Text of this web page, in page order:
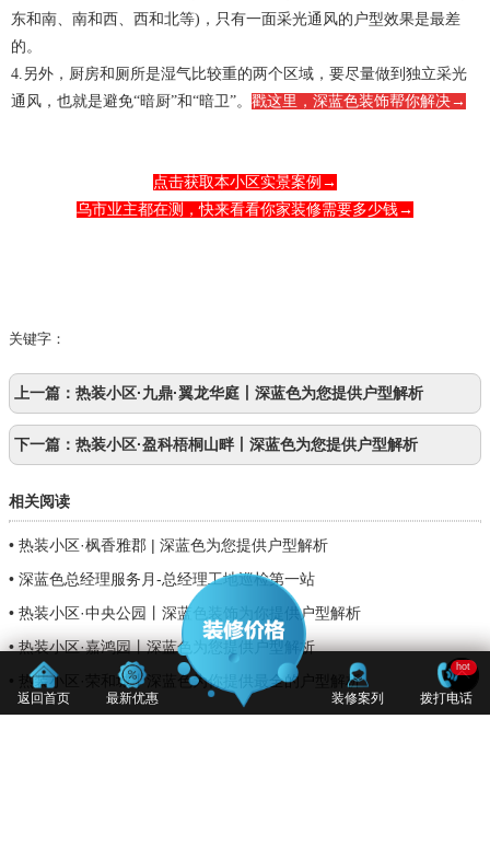
东和南、南和西、西和北等)，只有一面采光通风的户型效果是最差
的。
4.另外，厨房和厕所是湿气比较重的两个区域，要尽量做到独立采光
通风，也就是避免“暗厨”和“暗卫”。 戳这里，深蓝色装饰帮你解决→
点击获取本小区实景案例→
乌市业主都在测，快来看看你家装修需要多少钱→
关键字：
上一篇：热装小区·九鼎·翼龙华庭丨深蓝色为您提供户型解析
下一篇：热装小区·盈科梧桐山畔丨深蓝色为您提供户型解析
相关阅读
• 热装小区·枫香雅郡 | 深蓝色为您提供户型解析
• 深蓝色总经理服务月-总经理工地巡检第一站
• 热装小区·中央公园丨深蓝色装饰为你提供户型解析
•热装小区·嘉鸿园丨深蓝色为您提供户型解析
热装小区·荣和城丨深蓝色为你提供最全的户型解析
返回首页 最新优惠 装修案列
hot
拨打电话